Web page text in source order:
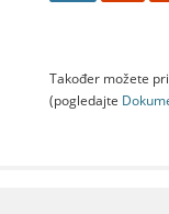
Također možete
(pogledajte